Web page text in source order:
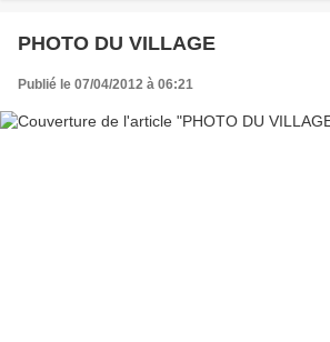
PHOTO DU VILLAGE
Publié le 07/04/2012 à 06:21